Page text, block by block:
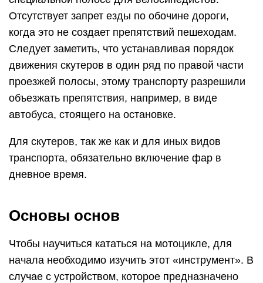
Отсутствует запрет езды по обочине дороги,
когда это не создает препятствий пешеходам.
Следует заметить, что устанавливая порядок
движения скутеров в один ряд по правой части
проезжей полосы, этому транспорту разрешили
объезжать препятствия, например, в виде
автобуса, стоящего на остановке.
Для скутеров, так же как и для иных видов
транспорта, обязательно включение фар в
дневное время.
Основы основ
Чтобы научиться кататься на мотоцикле, для
начала необходимо изучить этот «инструмент». В
случае с устройством, которое предназначено